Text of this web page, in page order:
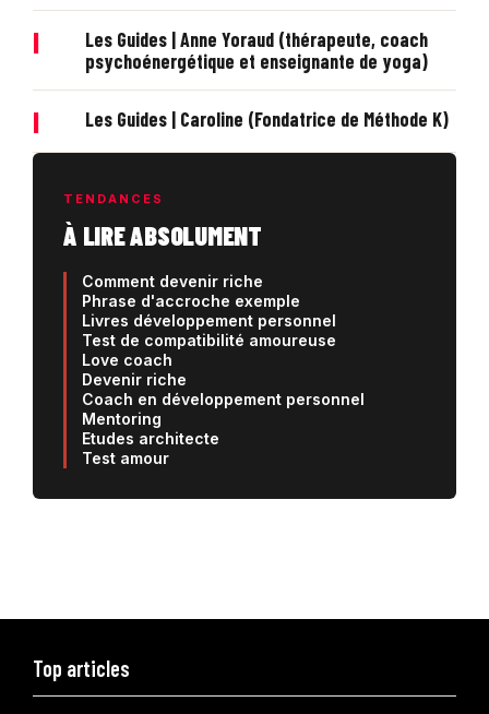
|
Les Guides | Anne Yoraud (thérapeute, coach
psychoénergétique et enseignante de yoga)
| Les Guides | Caroline (Fondatrice de Méthode K)
TENDANCES
À LIRE ABSOLUMENT
Comment devenir riche
Phrase d'accroche exemple
Livres développement personnel
Test de compatibilité amoureuse
Love coach
Devenir riche
Coach en développement personnel
Mentoring
Etudes architecte
Test amour
Top articles